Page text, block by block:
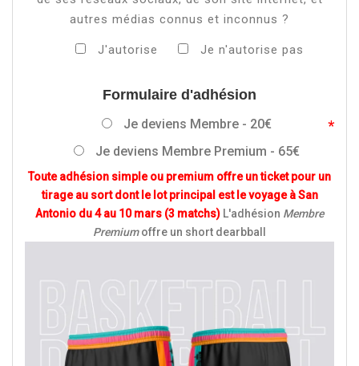
autres médias connus et inconnus ?
J'autorise Je n'autorise pas
Formulaire d'adhésion
Je deviens Membre - 20€
Je deviens Membre Premium - 65€
Toute adhésion simple ou premium offre un ticket pour un
tirage au sort dont le lot principal est le voyage à San
Antonio du 4 au 10 mars (3 matchs) L'adhésion Membre
Premiumoffre un short dearbball